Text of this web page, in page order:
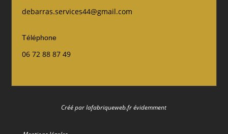
debarras.services44@gmail.com
Téléphone
06 72 88 87 49
Créé par lafabriqueweb.fr évidemment